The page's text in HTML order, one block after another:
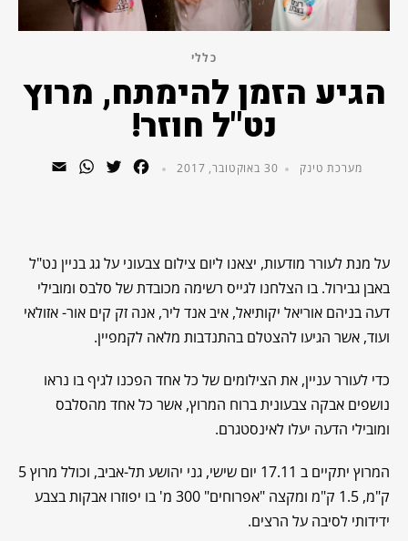
כללי
הגיע הזמן להימתח, מרוץ
נט"ל חוזר!
מערכת טינק 30 באוקטובר, 2017 Facebook
Twitter
WhatsApp
על מנת לעורר מודעות, יצאנו ליום צילום צבעוני על גג בניין נט"ל
באבן גבירול. בו הצלחנו לגייס רשימה מכובדת של סלבס ומובילי
דעה בניהם אוריאל יקותיאל, איב אנד ליר, אנה זק קים אור- אזולאי
ועוד, אשר הגיעו להצטלם בהתנדבות מלאה לקמפיין.
כדי לעורר עניין, את הצילומים של כל אחד הפכנו לגיף בו נראו
נושפים אבקה צבעונית ברוח המרוץ, אשר כל אחד מהסלבס
ומובילי הדעה יעלו לאינסטגרם.
המרוץ יתקיים ב 17.11 יום שישי, גני יהושע תל-אביב, וכולל מרוץ 5
ק"מ, 1.5 ק"מ ומקצה "אפרוחים" 300 מ' בו יפוזרו אבקות בצבע
ידידותי לסיבה על הרצים.